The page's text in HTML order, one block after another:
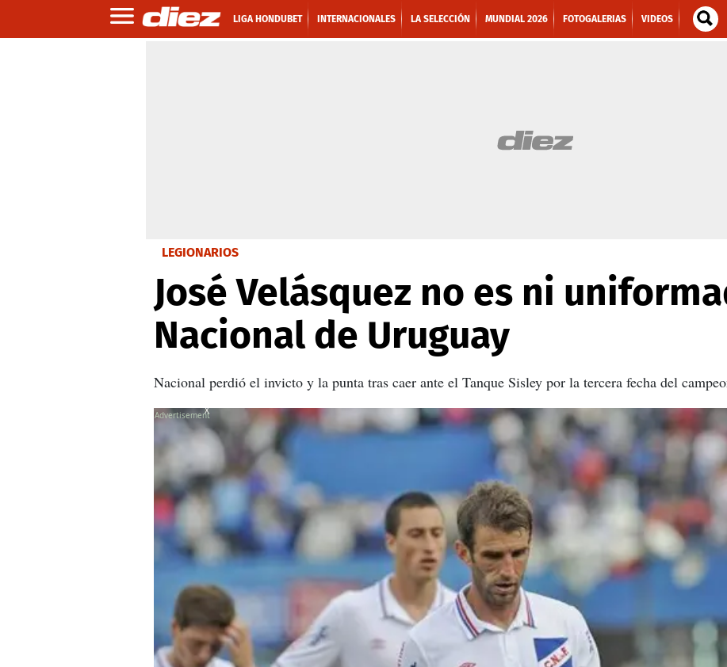
LIGA HONDUBET INTERNACIONALES LA SELECCIÓN MUNDIAL 2026 FOTOGALERIAS VIDEOS
LEGIONARIOS
José Velásquez no es ni
Nacional de Uruguay
Nacional perdió el invicto y la punta tras caer ante el Tanque Sisley por la tercera fecha del
X